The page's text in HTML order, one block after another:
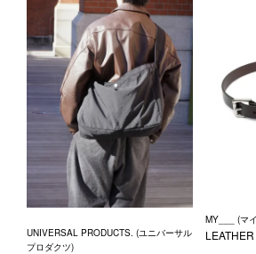
UNIVERSAL PRODUCTS. (ユニバーサル
プロダクツ)
MY___ (マ